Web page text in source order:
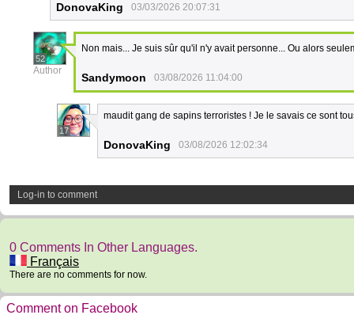
DonovaKing 03/03/2026 20:07:31
52
Author
Non mais... Je suis sûr qu'il n'y avait personne... Ou alors
Sandymoon 03/08/2026 11:04:00
17
maudit gang de sapins terroristes ! Je le savais ce sont
DonovaKing 03/08/2026 12:02:34
Log-in to comment
0 Comments In Other Languages.
Français
There are no comments for now.
Comment on Facebook